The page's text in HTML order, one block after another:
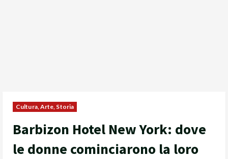
Cultura, Arte, Storia
Barbizon Hotel New York: dove
le donne cominciarono la loro